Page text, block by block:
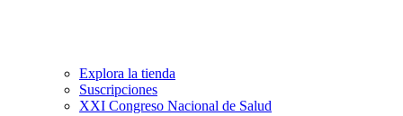
Explora la tienda
Suscripciones
XXI Congreso Nacional de Salud